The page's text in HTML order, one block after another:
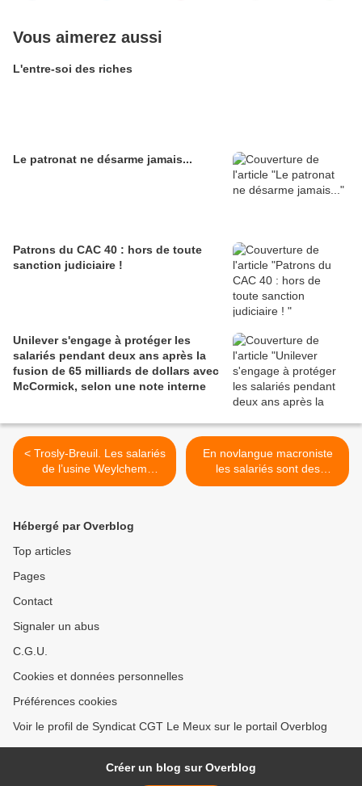
Vous aimerez aussi
L'entre-soi des riches
Le patronat ne désarme jamais...
Patrons du CAC 40 : hors de toute
sanction judiciaire !
Unilever s'engage à protéger les
salariés pendant deux ans après la
fusion de 65 milliards de dollars avec
McCormick, selon une note interne
< Trosly-Breuil. Les salariés
de l’usine Weylchem
craignent une vague de
En novlangue macroniste
les salariés sont des
collaborateurs et la
Hébergé par Overblog
Top articles
Pages
Contact
Signaler un abus
C.G.U.
Cookies et données personnelles
Préférences cookies
Voir le profil de Syndicat CGT Le Meux sur le portail Overblog
Créer un blog sur Overblog